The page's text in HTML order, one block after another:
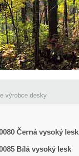
výrobce desky
Černá vysoký lesk
Bílá vysoký lesk